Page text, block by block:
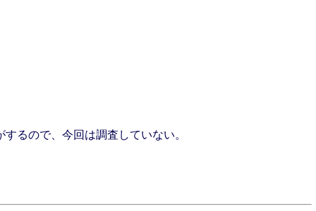
ので、今回は調査していない。